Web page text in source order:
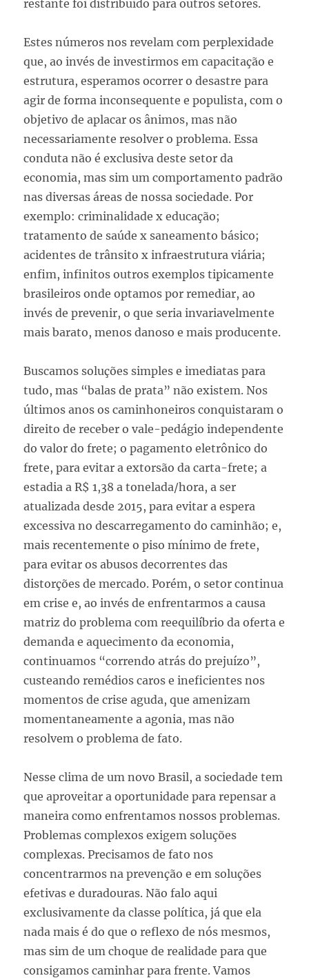
restante foi distribuído para outros setores.
Estes números nos revelam com perplexidade
que, ao invés de investirmos em capacitação e
estrutura, esperamos ocorrer o desastre para
agir de forma inconsequente e populista, com o
objetivo de aplacar os ânimos, mas não
necessariamente resolver o problema. Essa
conduta não é exclusiva deste setor da
economia, mas sim um comportamento padrão
nas diversas áreas de nossa sociedade. Por
exemplo: criminalidade x educação;
tratamento de saúde x saneamento básico;
acidentes de trânsito x infraestrutura viária;
enfim, infinitos outros exemplos tipicamente
brasileiros onde optamos por remediar, ao
invés de prevenir, o que seria invariavelmente
mais barato, menos danoso e mais producente.
Buscamos soluções simples e imediatas para
tudo, mas “balas de prata” não existem. Nos
últimos anos os caminhoneiros conquistaram o
direito de receber o vale-pedágio independente
do valor do frete; o pagamento eletrônico do
frete, para evitar a extorsão da carta-frete; a
estadia a R$ 1,38 a tonelada/hora, a ser
atualizada desde 2015, para evitar a espera
excessiva no descarregamento do caminhão; e,
mais recentemente o piso mínimo de frete,
para evitar os abusos decorrentes das
distorções de mercado. Porém, o setor continua
em crise e, ao invés de enfrentarmos a causa
matriz do problema com reequilíbrio da oferta e
demanda e aquecimento da economia,
continuamos “correndo atrás do prejuízo”,
custeando remédios caros e ineficientes nos
momentos de crise aguda, que amenizam
momentaneamente a agonia, mas não
resolvem o problema de fato.
Nesse clima de um novo Brasil, a sociedade tem
que aproveitar a oportunidade para repensar a
maneira como enfrentamos nossos problemas.
Problemas complexos exigem soluções
complexas. Precisamos de fato nos
concentrarmos na prevenção e em soluções
efetivas e duradouras. Não falo aqui
exclusivamente da classe política, já que ela
nada mais é do que o reflexo de nós mesmos,
mas sim de um choque de realidade para que
consigamos caminhar para frente. Vamos